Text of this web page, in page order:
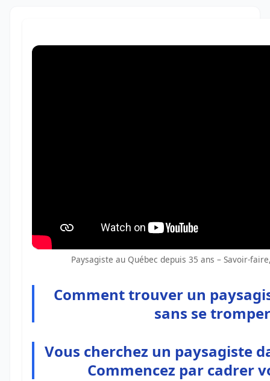
Paysagiste au Québec depuis 35 ans – Savoir-
Comment trouver un
sans se
Vous cherchez un paysagiste
Commencez par cadrer